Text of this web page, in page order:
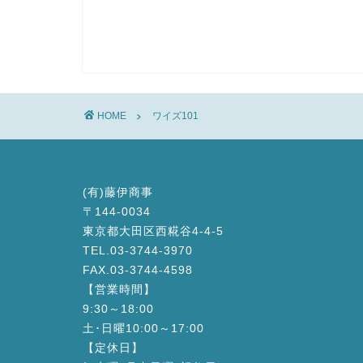
HOME ワイズ101
(有)藤伊商事
〒144-0034
東京都大田区西糀谷4-4-5
TEL.03-3744-3970
FAX.03-3744-4598
【営業時間】
9:30～18:00
土･日曜10:00～17:00
【定休日】